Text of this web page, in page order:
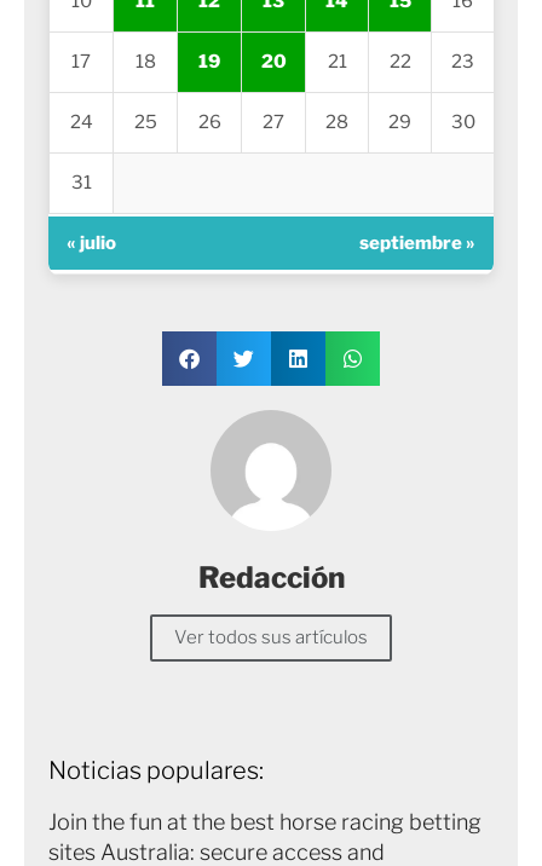
17 18 19 20 21 22 23
24 25 26 27 28 29 30
31
« julio septiembre »
Redacción
Ver todos sus artículos
Noticias populares:
Join the fun at the best horse racing betting
sites Australia: secure access and